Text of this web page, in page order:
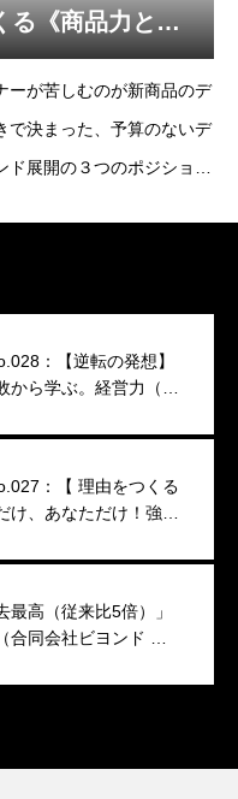
る《商品力とブ
ーが苦しむのが新商品のデ
で決まった、予算のないデ
展開の３つのポジション
：【逆転の発想】
から学ぶ。経営力（映
：【 理由をつくる
け、あなただけ！強い
最高（従来比5倍）」
合同会社ビヨンド 代